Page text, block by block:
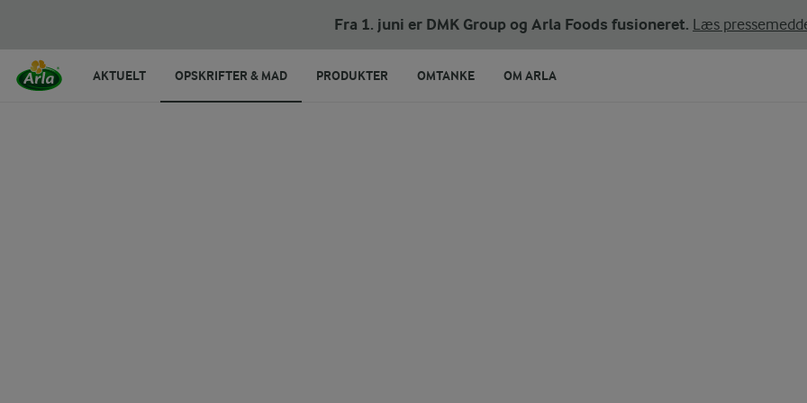
Fra 1. juni er DMK Group og Arla Foods fusioneret. Læs
AKTUELT OPSKRIFTER & MAD PRODUKTER OMTANKE OM ARLA